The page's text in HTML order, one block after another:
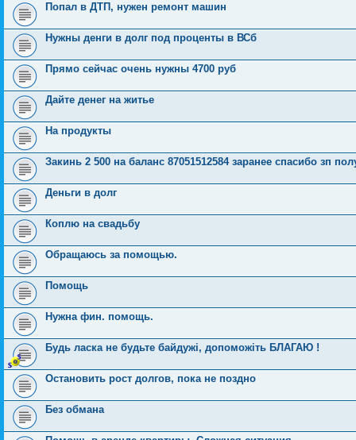
Попал в ДТП, нужен ремонт машин
Нужны денги в долг под проценты в ВСб
Прямо сейчас очень нужны 4700 руб
Дайте денег на житье
На продукты
Закинь 2 500 на баланс 87051512584 заранее спасибо зп
Деньги в долг
Коплю на свадьбу
Обращаюсь за помощью.
Помощь
Нужна фин. помощь.
Будь ласка не будьте байдужі, допоможіть БЛАГАЮ !
Остановить рост долгов, пока не поздно
Без обмана